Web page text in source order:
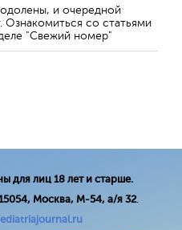
и очередной
Ознакомиться со статьями
"Свежий номер"
для лиц 18 лет и старше.
Москва, М-54, а/я 32.